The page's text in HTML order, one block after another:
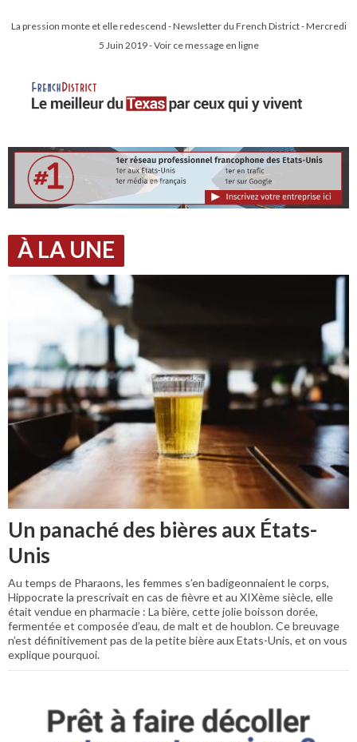
La pression monte et elle redescend - Newsletter du French District - Mercredi
5 Juin 2019 - Voir ce message en ligne
À LA UNE
Un panaché des bières aux États-
Unis
Au temps de Pharaons, les femmes s’en badigeonnaient le corps,
Hippocrate la prescrivait en cas de fièvre et au XIXème siècle, elle
était vendue en pharmacie : La bière, cette jolie boisson dorée,
fermentée et composée d’eau, de malt et de houblon. Ce breuvage
n’est définitivement pas de la petite bière aux Etats-Unis, et on vous
explique pourquoi.